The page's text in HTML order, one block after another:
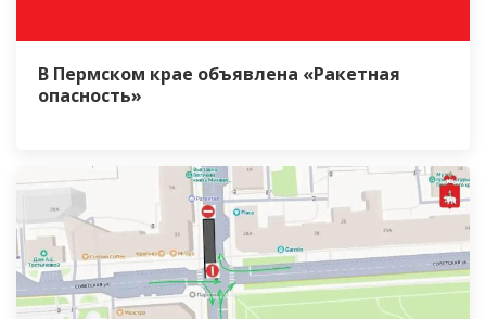
В Пермском крае объявлена «Ракетная
опасность»